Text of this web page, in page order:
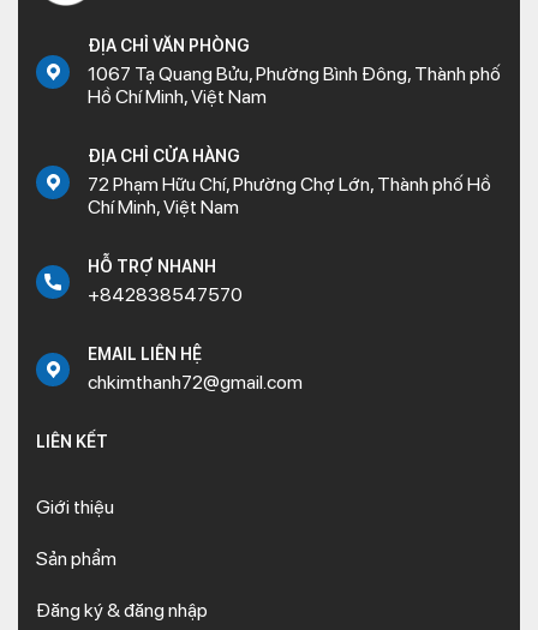
ĐỊA CHỈ VĂN PHÒNG
1067 Tạ Quang Bửu, Phường Bình Đông, Thành phố
Hồ Chí Minh, Việt Nam
ĐỊA CHỈ CỬA HÀNG
72 Phạm Hữu Chí, Phường Chợ Lớn, Thành phố Hồ
Chí Minh, Việt Nam
HỖ TRỢ NHANH
+842838547570
EMAIL LIÊN HỆ
chkimthanh72@gmail.com
LIÊN KẾT
Giới thiệu
Sản phẩm
Đăng ký & đăng nhập